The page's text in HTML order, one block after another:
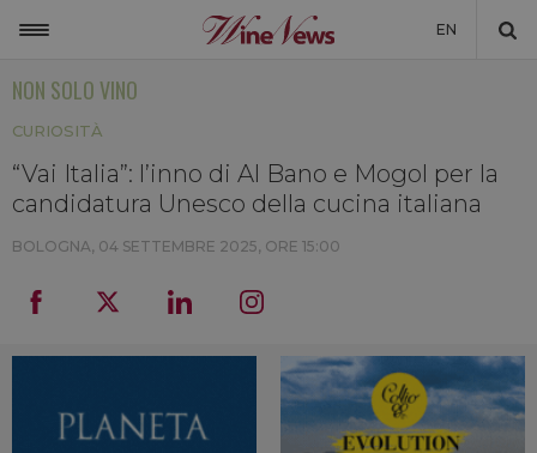
EN
NON SOLO VINO
WINENEWS TV
NON SOLO VINO
CURIOSITÀ
“Vai Italia”: l’inno di Al Bano e Mogol per la
candidatura Unesco della cucina italiana
BOLOGNA, 04 SETTEMBRE 2025, ORE 15:00